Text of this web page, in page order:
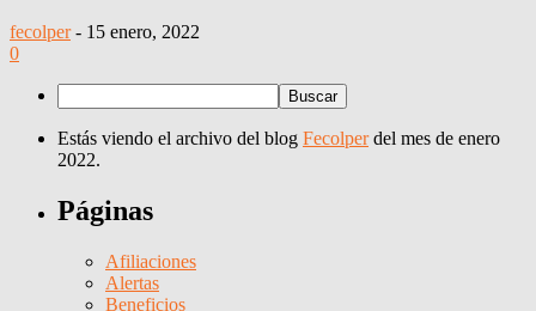
fecolper - 15 enero, 2022
0
Estás viendo el archivo del blog Fecolperdel mes de enero
2022.
Páginas
Afiliaciones
Alertas
Beneficios